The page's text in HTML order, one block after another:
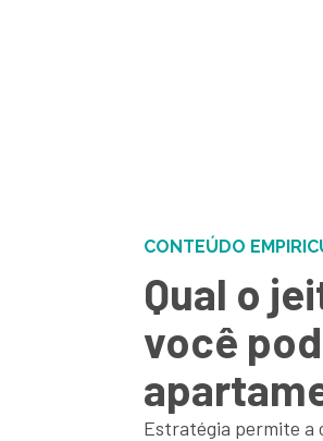
CONTEÚDO
Qual o
você
Estratégia permite a